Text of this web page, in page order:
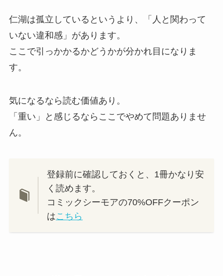
仁湖は孤立しているというより、「人と関わって
いない違和感」があります。
ここで引っかかるかどうかが分かれ目になりま
す。
気になるなら読む価値あり。
「重い」と感じるならここでやめて問題ありませ
ん。
登録前に確認しておくと、1冊かなり安
く読めます。
コミックシーモアの70%OFFクーポン
はこちら